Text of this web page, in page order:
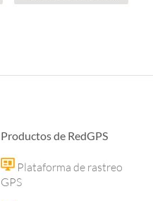
Productos de RedGPS
Plataforma de rastreo
GPS